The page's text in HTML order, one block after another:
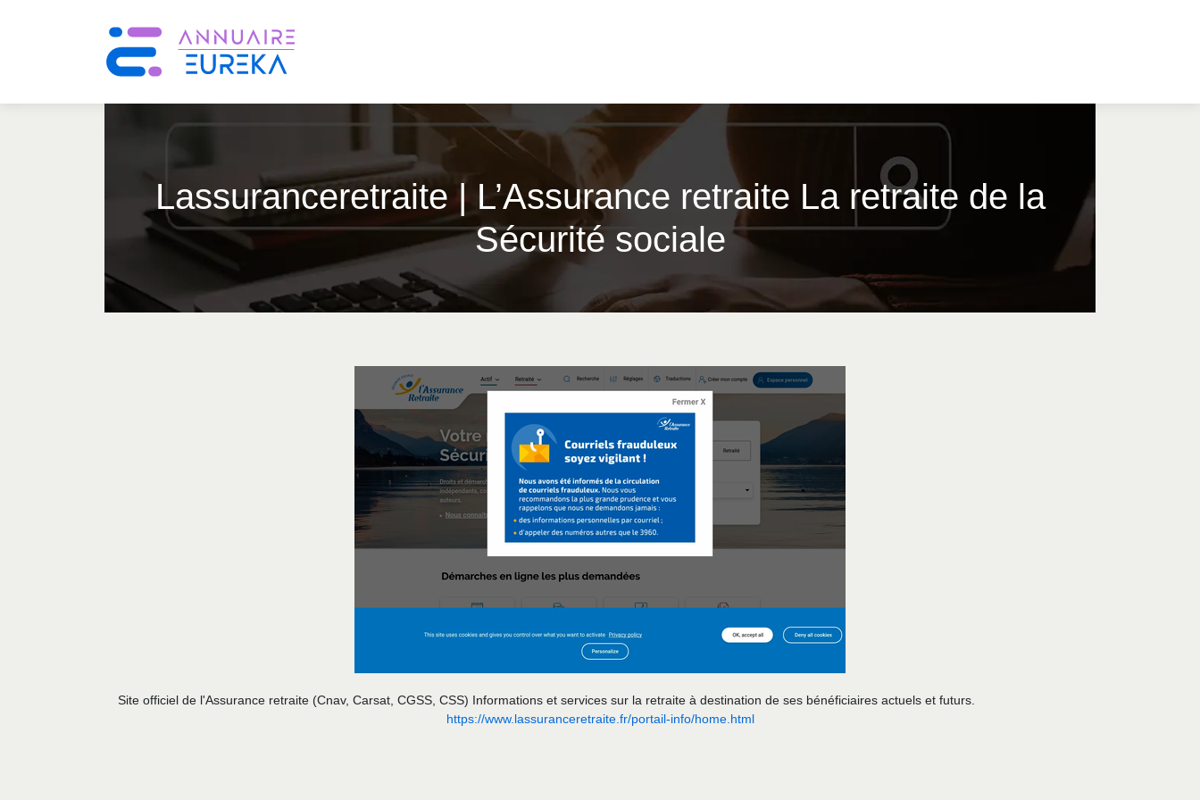
Las­suranceret­raite | L’Assurance retraite La retraite de la
Sécurité sociale
Site officiel de l'Assurance retraite (Cnav, Carsat, CGSS, CSS) Informations et services sur la retraite à destination de ses bénéficiaires actuels et futurs.
https://www.lassuranceretraite.fr/portail-info/home.html